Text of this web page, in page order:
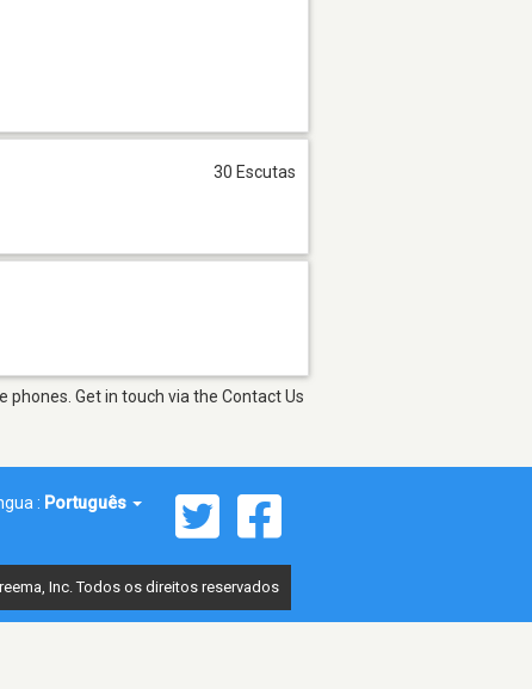
30 Escutas
phones. Get in touch via the Contact Us
: Português
Inc. Todos os direitos reservados